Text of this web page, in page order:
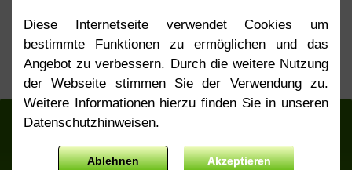
Gartenanbau, die Obst- und Gemüseverarbeitung, und den
Erhalt von Boden und Biodiversität vereint wird.
Mehr über unserenStrategieplan
Kontakt Impressum
© 2026 Gartenfreunde Forschritt 1 e. V.
Diese Internetseite verwendet Cookies um
bestimmte Funktionen zu ermöglichen und das
Angebot zu verbessern. Durch die weitere Nutzung
der Webseite stimmen Sie der Verwendung zu.
Weitere Informationen hierzu finden Sie in unseren
Datenschutzhinweisen.
Ablehnen Akzeptieren